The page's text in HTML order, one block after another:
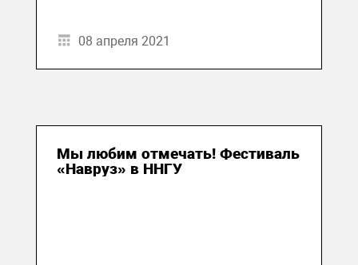
08 апреля 2021
Мы любим отмечать! Фестиваль
«Навруз» в ННГУ